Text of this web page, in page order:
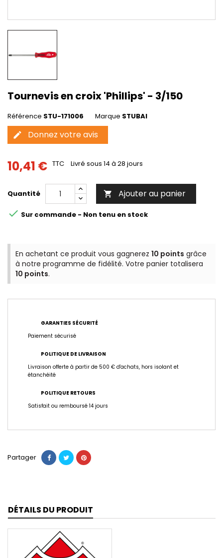
Tournevis en croix 'Phillips' - 3/150
Référence STU-171006 Marque STUBAI
edit Donnez votre avis
10,41 € TTC Livré sous 14 à 28 jours
Quantité  Ajouter au panier
 Sur commande - Non tenu en stock
En achetant ce produit vous gagnerez 10 points grâce
à notre programme de fidélité. Votre panier totalisera
10 points.
GARANTIES SÉCURITÉ
Paiement sécurisé
POLITIQUE DE LIVRAISON
Livraison offerte à partir de 500 € d'achats, hors isolant et
étanchéité
POLITIQUE RETOURS
Satisfait ou remboursé 14 jours
Partager
DÉTAILS DU PRODUIT